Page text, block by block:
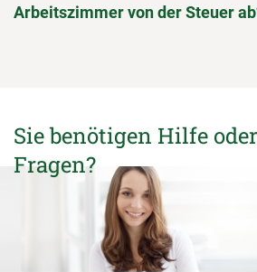
Arbeitszimmer von der Steuer
Sie benötigen Hilfe
Fragen?